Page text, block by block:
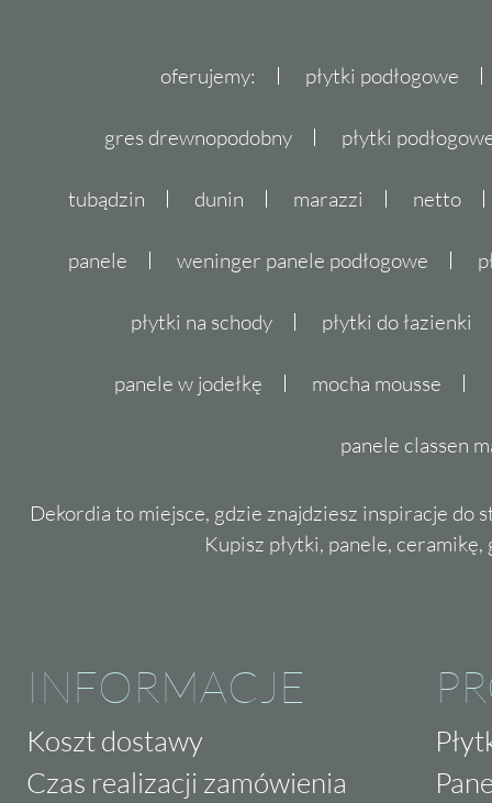
oferujemy: płytki podłogowe
gres drewnopodobny płytki
tubądzin dunin marazzi netto
panele weninger panele podłogowe
płytki na schody płytki do łazienki
panele w jodełkę mocha mousse
panele classen
Dekordia to miejsce, gdzie znajdziesz inspiracje do
Kupisz płytki, panele,
INFORMACJE
Koszt dostawy
Czas realizacji zamówienia